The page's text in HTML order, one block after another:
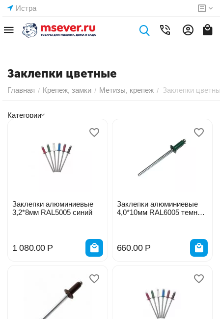
Истра
Заклепки цветные
Главная / Крепеж, замки / Метизы, крепеж / Заклепки
Категории
Заклепки алюминиевые
3,2*8мм RAL5005 синий
1 080.00 Р
Заклепки алюминиевые
4,0*10мм RAL6005 темно-
660.00 Р